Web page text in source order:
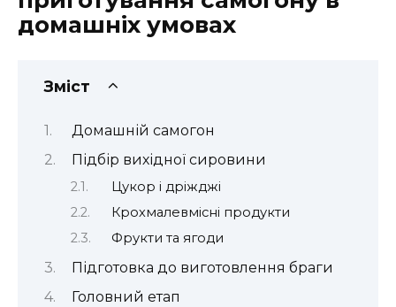
домашніх умовах
Зміст
Домашній самогон
Підбір вихідної сировини
Цукор і дріжджі
Крохмалевмісні продукти
Фрукти та ягоди
Підготовка до виготовлення браги
Головний етап